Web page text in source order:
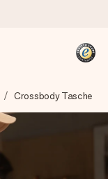
und schicken es
Zeitpunkt
zählt.
Crossbody Tasche